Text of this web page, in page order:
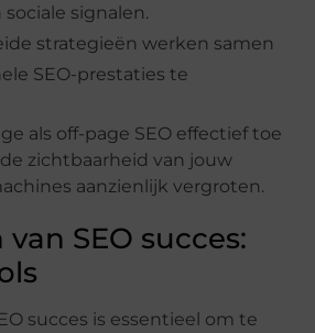
signalen.
strategieën werken samen
SEO-prestaties te
als off-page SEO effectief toe
zichtbaarheid van jouw
aanzienlijk vergroten.
SEO succes:
succes is essentieel om te